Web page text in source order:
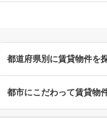
都道府県別に賃貸物件を
都市にこだわって賃貸物